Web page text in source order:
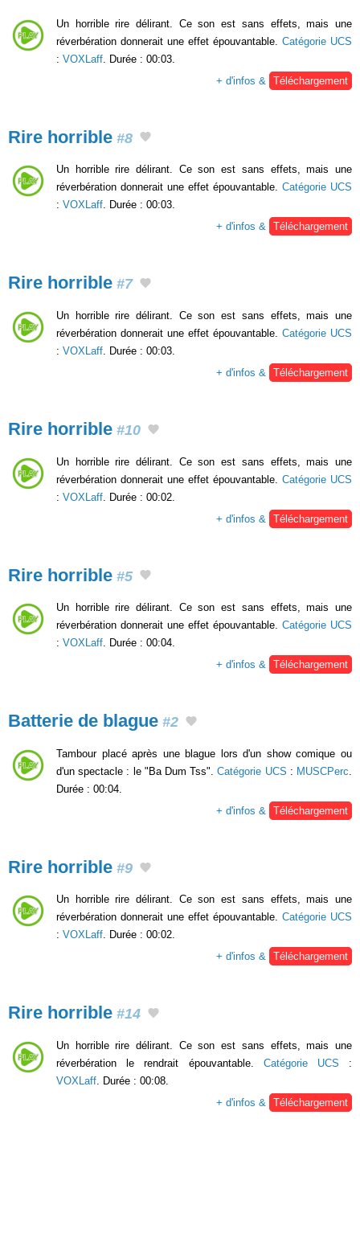
Un horrible rire délirant. Ce son est sans effets, mais une
réverbération donnerait une effet épouvantable. Catégorie UCS
: VOXLaff . Durée : 00:03.
+ d'infos &
Téléchargement
Rire horrible #8
Un horrible rire délirant. Ce son est sans effets, mais une
réverbération donnerait une effet épouvantable. Catégorie UCS
: VOXLaff. Durée : 00:03.
+ d'infos & Téléchargement
Rire horrible #7
Un horrible rire délirant. Ce son est sans effets, mais une
réverbération donnerait une effet épouvantable. Catégorie UCS
: VOXLaff . Durée : 00:03.
+ d'infos &
Téléchargement
Rire horrible #10
Un horrible rire délirant. Ce son est sans effets, mais une
réverbération donnerait une effet épouvantable. Catégorie UCS
: VOXLaff . Durée : 00:02.
+ d'infos &
Téléchargement
Rire horrible #5
Un horrible rire délirant. Ce son est sans effets, mais une
réverbération donnerait une effet épouvantable. Catégorie UCS
: VOXLaff. Durée : 00:04.
+ d'infos & Téléchargement
Batterie de blague #2
Tambour placé après une blague lors d'un show comique ou
d'un spectacle : le "Ba Dum Tss".Catégorie UCS : MUSCPerc
Durée : 00:04.
+ d'infos &
Téléchargement
Rire horrible #9
Un horrible rire délirant. Ce son est sans effets, mais une
réverbération donnerait une effet épouvantable. Catégorie UCS
: VOXLaff. Durée : 00:02.
+ d'infos & Téléchargement
Rire horrible #14
Un horrible rire délirant. Ce son est sans effets, mais une
réverbération le rendrait épouvantable. Catégorie UCS :
VOXLaff. Durée : 00:08.
+ d'infos & Téléchargement